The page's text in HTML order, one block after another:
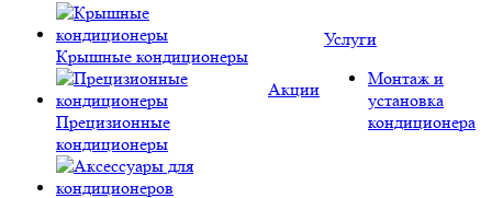
Крышные кондиционеры
Прецизионные
кондиционеры
Акции
Услуги
Монтаж и
установка
кондиционера